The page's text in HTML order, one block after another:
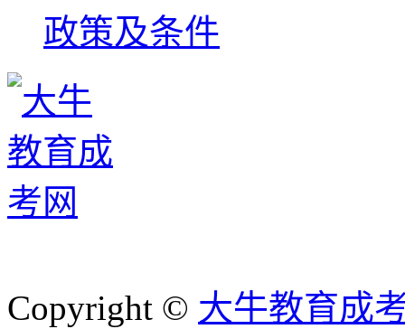
政策及条件
Copyright © 大牛教育成